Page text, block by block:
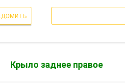
Крыло заднее правое